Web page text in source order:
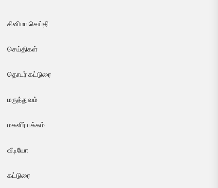
சினிமா செய்தி
செய்திகள்
தொடர் கட்டுரை
மருத்துவம்
மகளிர் பக்கம்
வீடியோ
கட்டுரை